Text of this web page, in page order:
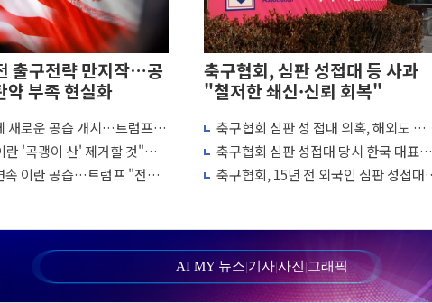
출구전략 만지작…공
약 부족 현실화
새로운 공습 개시…트럼프
차례"
란 '곡괭이 산' 제거할 것"…
이란 야간 공습
속 이란 공습…트럼프 "전쟁
축구협회, 심판 성접대 등 사과
"철저한 쇄신·신뢰 회복"
축구협회 심판 성 접대 의혹, 해외도 관심
↑…감독 선임 과정 수사까지 외신 주목
축구협회 심판 성접대 당시 한국 대표팀
7경기 무패 행진
축구협회, 15년 전 외국인 심판 성접대
AI MY 뉴스|기사|사진 |그래픽
식장 복구·지원 '총력'
경북도, 호우 피해·통제구간 없어
전 성공...金 45.42% vs 鄭 44.56%
승리...47.75% vs 42.08%
민석 47.75% 정청래 42.08%